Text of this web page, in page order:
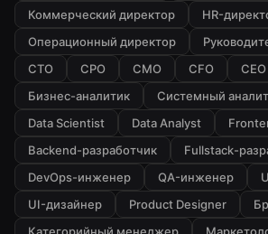
Коммерческий директор
HR-
Операционный директор
CTO
CPO CMO CFO
CEO
Бизнес-аналитик
Системный
Data Scientist
Data Analyst
Backend-разработчик
Fullstack-
DevOps-инженер
QA-инженер
UI-дизайнер
Product Designer